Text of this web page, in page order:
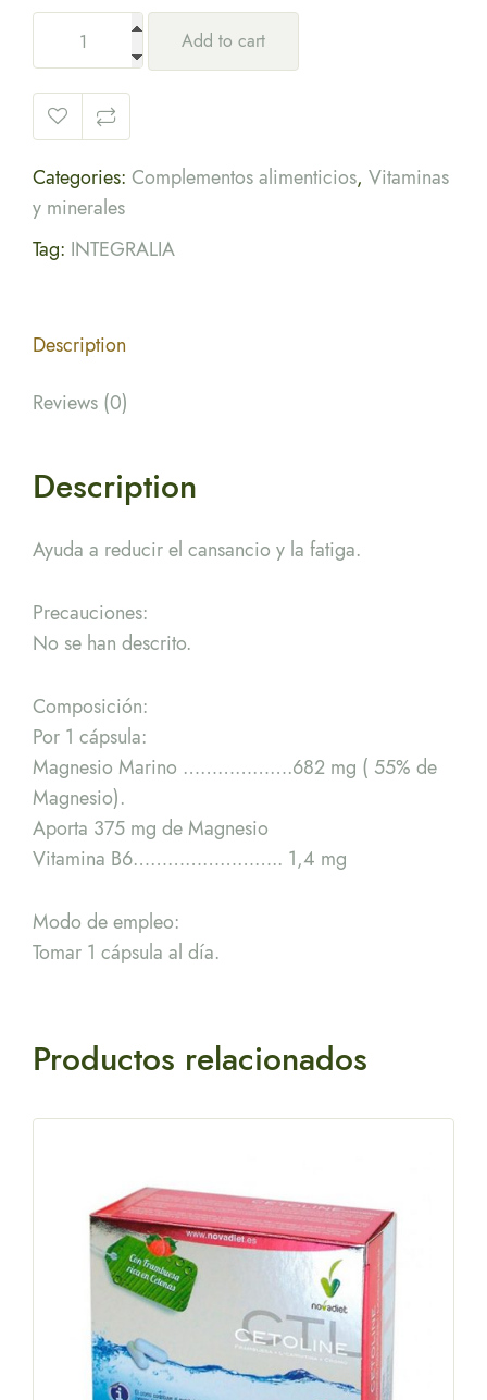
Add to cart
Categories: Complementos alimenticios, Vitaminas
y minerales
Tag: INTEGRALIA
Description
Reviews (0)
Description
Ayuda a reducir el cansancio y la fatiga.
Precauciones:
No se han descrito.
Composición:
Por 1 cápsula:
Magnesio Marino ……………….682 mg ( 55% de
Magnesio).
Aporta 375 mg de Magnesio
Vitamina B6…………………….. 1,4 mg
Modo de empleo:
Tomar 1 cápsula al día.
Productos relacionados